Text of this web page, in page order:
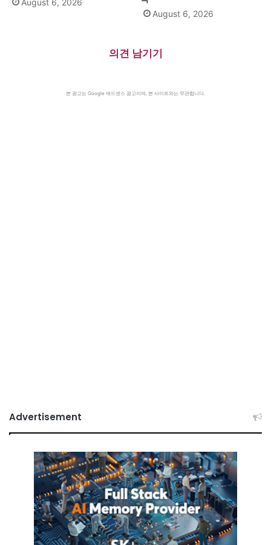
August 6, 2026
의견 남기기
본 광고는 Google 애드센스 광고이며, 본 사이트와는 무관합니다.
Advertisement